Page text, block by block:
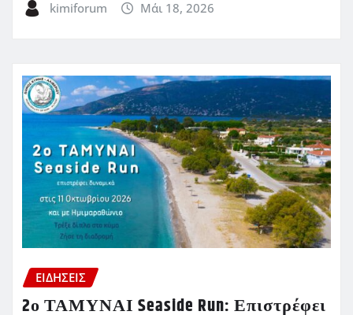
kimiforum Μάι 18, 2026
ΕΙΔΗΣΕΙΣ
2ο ΤΑΜΥΝΑΙ Seaside Run: Επιστρέφει